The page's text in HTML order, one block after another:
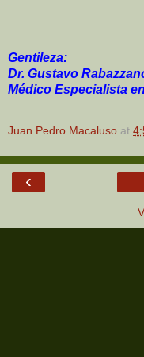
Gentileza:
Dr. Gustavo
Médico Especialista
Juan Pedro Macaluso at
‹